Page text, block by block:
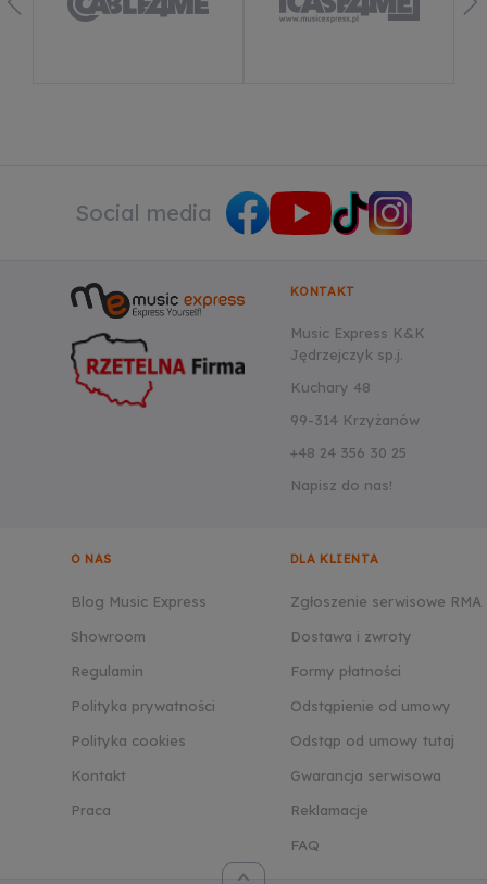
Social media
KONTAKT
Music Express K&K
Jędrzejczyk sp.j.
Kuchary 48
99-314 Krzyżanów
+48 24 356 30 25
Napisz do nas!
O NAS
Blog Music Express
Showroom
Regulamin
Polityka prywatności
Polityka cookies
Kontakt
Praca
DLA KLIENTA
Zgłoszenie serwisowe RMA
Dostawa i zwroty
Formy płatności
Odstąpienie od umowy
Odstąp od umowy tutaj
Gwarancja serwisowa
Reklamacje
FAQ